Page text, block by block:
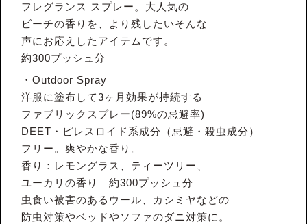
フレグランス スプレー。大人気の
ビーチの香りを、より残したいそんな
声にお応えしたアイテムです。
約300プッシュ分
・Outdoor Spray
洋服に塗布して3ヶ月効果が持続する
ファブリックスプレー(89%の忌避率)
DEET・ピレスロイド系成分（忌避・殺虫成分）
フリー。爽やかな香り。
香り：レモングラス、ティーツリー、
ユーカリの香り 約300プッシュ分
虫食い被害のあるウール、カシミヤなどの
防虫対策やベッドやソファのダニ対策に。